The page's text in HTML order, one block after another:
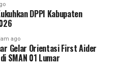
DPPI Kabupaten
ago
Gelar Orientasi First Aider
SMAN 01 Lumar